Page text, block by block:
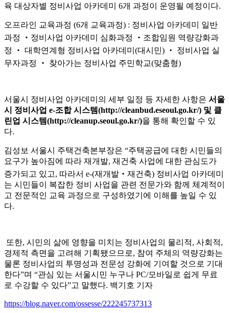
육 대상자별 정비사업 아카데미 6개 과정이 운영될 예정이다.
오프라인 교육과정 (6개 교육과정) : 정비사업 아카데미 일반
과정
‧ 정비사업 아카데미 심화과정 ‧ 조합임원 역량강화과
정
‧ 대학연계형 정비사업 아카데미 (대시민) ‧ 정비사업 실
무자과정
‧ 찾아가는 정비사업 주민학교(맞춤형)
서울시 정비사업 아카데미의 세부 일정 등 자세한 사항은 서울
시 정비사업 e-조합 시스템(http://cleanbud.eseoul.go.kr/) 및 클
린업 시스템(http://cleanup.seoul.go.kr/)을 통해 확인할 수 있
다.
김성보 서울시 주택건축본부장은 “주택공급에 대한 시민들의
요구가 높아짐에 따라 재개발, 재건축 사업에 대한 관심도가
증가되고 있고, 따라서 e-(재개발 ‧ 재건축) 정비사업 아카데미
는 시민들이 복잡한 정비 사업을 관련 전문가와 함께 체계적이
고 전문적인 교육 과정으로 구성하였기에 이해를 높일 수 있
다.
또한, 시민의 삶에 영향을 미치는 정비사업의 물리적, 사회적,
경제적 측면을 고려해 기획됐으므로, 참여 주체의 역량강화는
물론 정비사업의 투명성과 전문성 강화에 기여할 것으로 기대
한다”며 “관심 있는 서울시민 누구나 PC/모바일로 쉽게 무료
로 수강할 수 있다”고 말했다. 백기호 기자
https://blog.naver.com/ossesse/222245737313